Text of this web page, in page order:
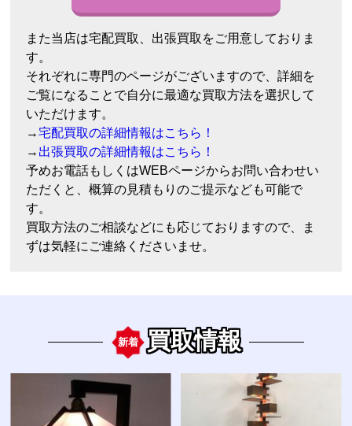
また当店は宅配買取、出張買取をご用意しておりま
す。
それぞれに専門のページがございますので、詳細を
ご覧になることで自分に最適な買取方法を選択して
いただけます。
→宅配買取の詳細情報はこちら！
→ 出張買取の詳細情報はこちら！
予めお電話もしくはWEBページからお問い合わせい
ただくと、概算の見積もりのご提示なども可能で
す。
買取方法のご相談などにも応じておりますので、ま
ずは気軽にご連絡くださいませ。
新着 買取情報